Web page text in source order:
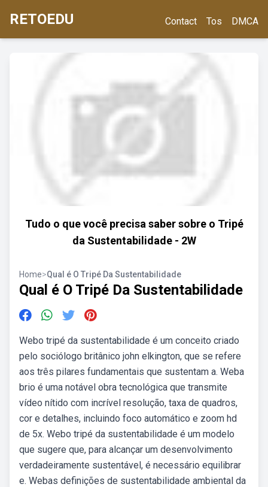
RETOEDU Contact Tos DMCA
Tudo o que você precisa saber sobre o Tripé
da Sustentabilidade - 2W
Home>Qual é O Tripé Da Sustentabilidade
Qual é O Tripé Da Sustentabilidade
Webo tripé da sustentabilidade é um conceito criado
pelo sociólogo britânico john elkington, que se refere
aos três pilares fundamentais que sustentam a. Weba
brio é uma notável obra tecnológica que transmite
vídeo nítido com incrível resolução, taxa de quadros,
cor e detalhes, incluindo foco automático e zoom hd
de 5x. Webo tripé da sustentabilidade é um modelo
que sugere que, para alcançar um desenvolvimento
verdadeiramente sustentável, é necessário equilibrar
e. Webas definições de sustentabilidade ambiental da